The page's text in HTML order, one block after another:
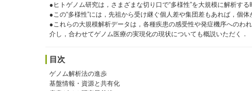
●ヒトゲノム研究は，さまざまな切り口で“多様性”を大規模に解析する
●この“多様性”には，先祖から受け継ぐ個人差や集団差もあれば，個
●これらの大規模解析データは，各種疾患の感受性や発症機序へのわ
介し，合わせてゲノム医療の実現化の現状についても概説いただく．
目次
ゲノム解析法の進歩
基盤情報・資源と共有化